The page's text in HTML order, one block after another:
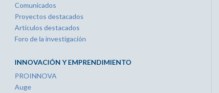
Comunicados
Proyectos destacados
Artículos destacados
Foro de la investigación
INNOVACIÓN Y EMPRENDIMIENTO
PROINNOVA
Auge